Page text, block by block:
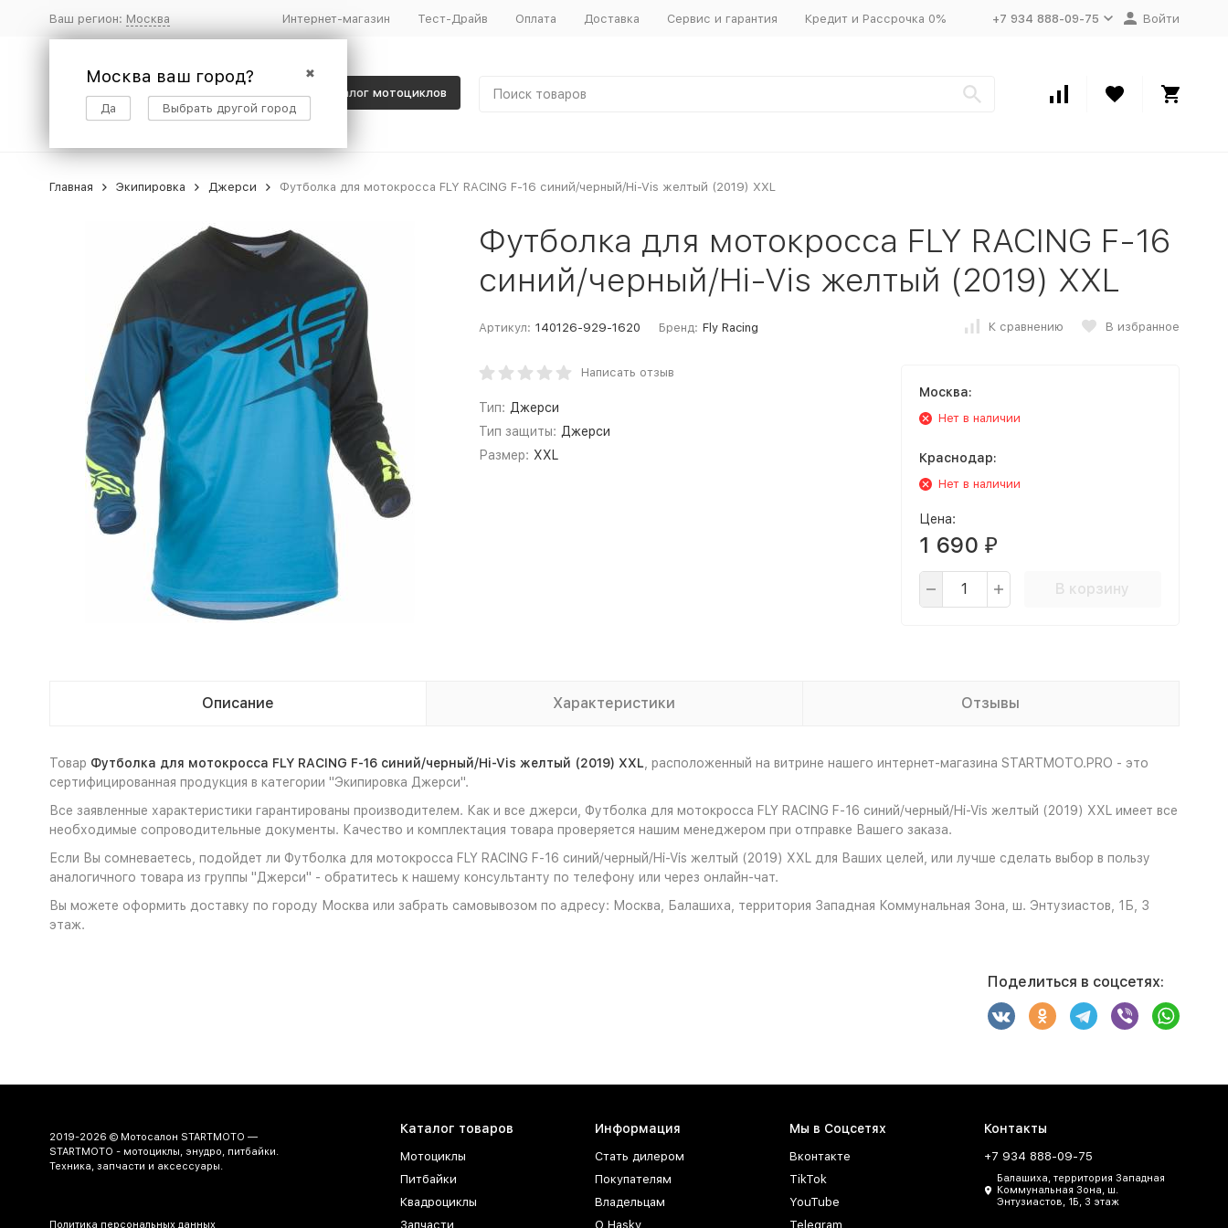
Ваш регион: Москва
✖
Москва ваш город?
Да Выбрать другой город
Интернет-магазин Тест-Драйв Оплата Доставка Сервис и гарантия Кредит и Рассрочка 0% +7 934 888-09-75 Войти
Каталог мотоциклов
Главная Экипировка Джерси Футболка для мотокросса FLY RACING F-16 синий/черный/Hi-Vis желтый (2019) XXL
Футболка для мотокросса FLY RACING F-16
синий/черный/Hi-Vis желтый (2019) XXL
Артикул: 140126-929-1620 Бренд: Fly Racing К сравнению В избранное
Написать отзыв
Тип: Джерси
Тип защиты: Джерси
Размер: XXL
Москва:
Нет в наличии
Краснодар:
Нет в наличии
Цена:
1 690 ₽
В корзину
Описание Характеристики Отзывы
Товар Футболка для мотокросса FLY RACING F-16 синий/черный/Hi-Vis желтый (2019) XXL , расположенный на витрине нашего интернет-магазина STARTMOTO.PRO - это
сертифицированная продукция в категории "Экипировка Джерси".
Все заявленные характеристики гарантированы производителем. Как и все джерси, Футболка для мотокросса FLY RACING F-16 синий/черный/Hi-Vis желтый (2019) XXL имеет все
необходимые сопроводительные документы. Качество и комплектация товара проверяется нашим менеджером при отправке Вашего заказа.
Если Вы сомневаетесь, подойдет ли Футболка для мотокросса FLY RACING F-16 синий/черный/Hi-Vis желтый (2019) XXL для Ваших целей, или лучше сделать выбор в пользу
аналогичного товара из группы "Джерси" - обратитесь к нашему консультанту по телефону или через онлайн-чат.
Вы можете оформить доставку по городу Москва или забрать самовывозом по адресу: Москва, Балашиха, территория Западная Коммунальная Зона, ш. Энтузиастов, 1Б, 3
этаж.
Поделиться в соцсетях:
2019-2026 © Мотосалон STARTMOTO —
STARTMOTO - мотоциклы, энудро, питбайки.
Техника, запчасти и аксессуары.
Политика персональных данных
Каталог товаров
Мотоциклы
Питбайки
Квадроциклы
Запчасти
Информация
Стать дилером
Покупателям
Владельцам
О Hasky
Мы в Соцсетях
Вконтакте
TikTok
YouTube
Telegram
Контакты
+7 934 888-09-75
Балашиха, территория Западная
Коммунальная Зона, ш.
Энтузиастов, 1Б, 3 этаж